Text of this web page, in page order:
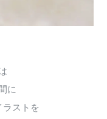
に
ラストを